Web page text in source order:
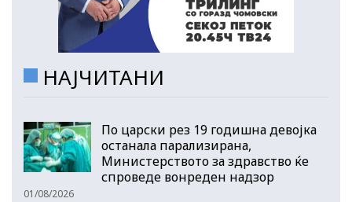
НАЈЧИТАНИ
По царски рез 19 годишна девојка
останала парализирана,
Министерството за здравство ќе
спроведе вонреден надзор
01/08/2026